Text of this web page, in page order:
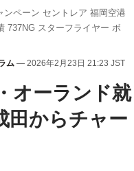
ンペーン セントレア 福岡空港
737NG スターフライヤー ボ
交省航空局 LCC 訪日客
ピー
ム — 2026年2月23日 21:23 JST
オーランド就
からチャー